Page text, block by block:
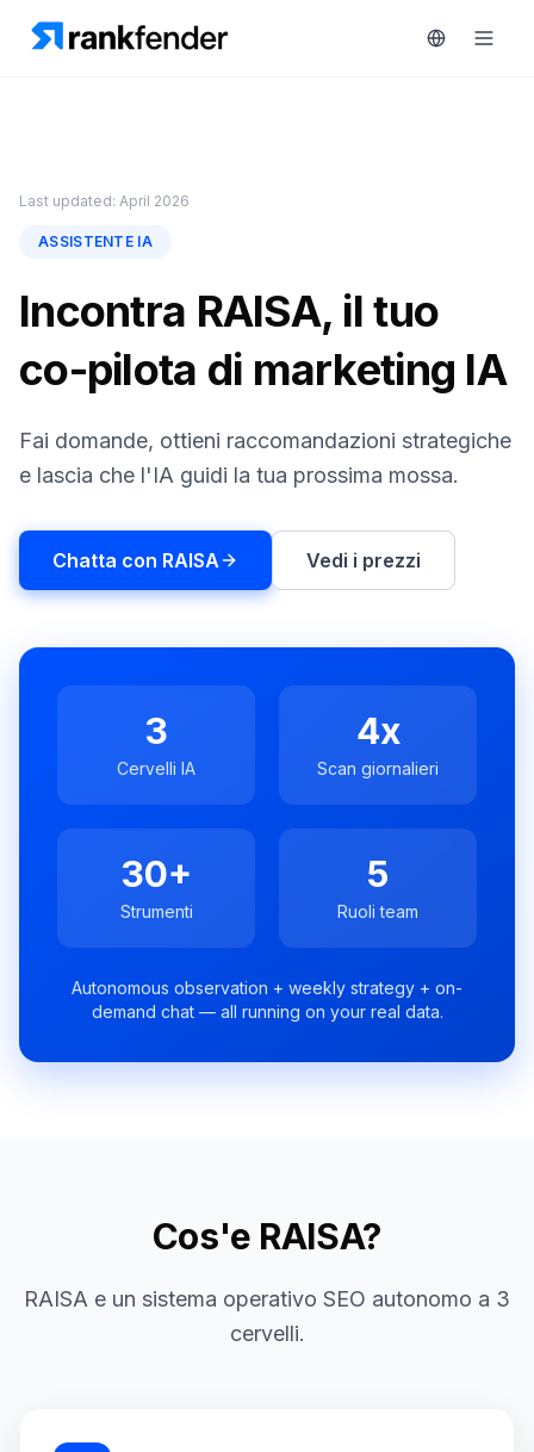
Piattaforma
RAIVE
Monitoraggio
concorrenti
Engine
RAISA
Integrazioni
ANALIZZA
Report
Soluzioni
Risorse
Strumenti
gratuiti
Prezzi
una
demo
Free Trial
Last updated: April 2026
ASSISTENTE IA
Incontra RAISA, il tuo
co-pilota di marketing IA
Fai domande, ottieni raccomandazioni strategiche
e lascia che l'IA guidi la tua prossima mossa.
Chatta con RAISA Vedi i prezzi
3
Cervelli IA
4x
Scan giornalieri
30+
Strumenti
5
Ruoli team
Autonomous observation + weekly strategy + on-
demand chat — all running on your real data.
Cos'e RAISA?
RAISA e un sistema operativo SEO autonomo a 3
cervelli.